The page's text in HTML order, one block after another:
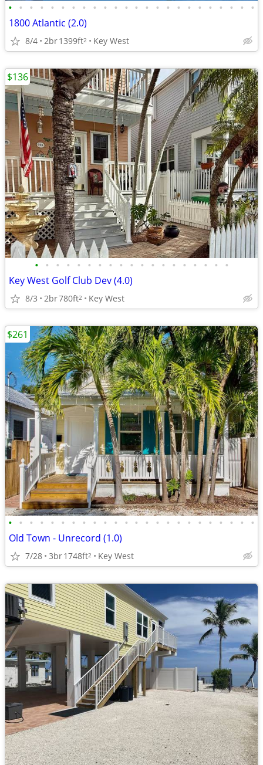
• • • • • • • • • • • • • • • • • • • • • • • •
1800 Atlantic (2.0)
8/4 2br1399ft2 Key West
• • • • • • • • • • • • • • • • • • •
Key West Golf Club Dev (4.0)
8/3 2br780ft2 Key West
$136
• • • • • • • • • • • • • • • • • • • • • • • •
Old Town - Unrecord (1.0)
7/28 3br1748ft2 Key West
$261